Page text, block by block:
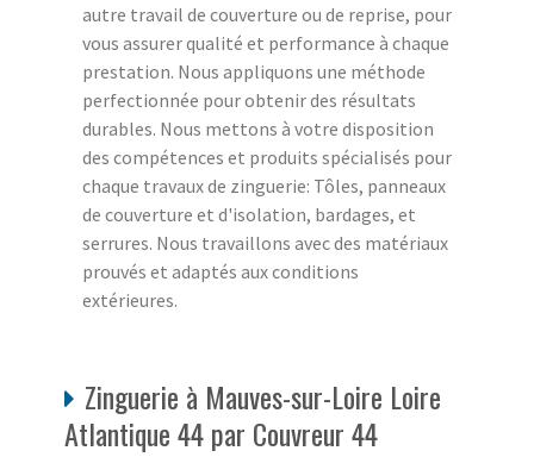
autre travail de couverture ou de reprise, pour
vous assurer qualité et performance à chaque
prestation. Nous appliquons une méthode
perfectionnée pour obtenir des résultats
durables. Nous mettons à votre disposition
des compétences et produits spécialisés pour
chaque travaux de zinguerie: Tôles, panneaux
de couverture et d'isolation, bardages, et
serrures. Nous travaillons avec des matériaux
prouvés et adaptés aux conditions
extérieures.
Zinguerie à Mauves-sur-Loire Loire
Atlantique 44 par Couvreur 44